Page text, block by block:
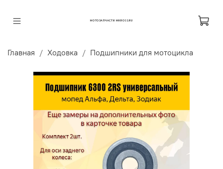
МОТОЗАПЧАСТИ MKROSS.RU
Главная Ходовка Подшипники для мотоцикла